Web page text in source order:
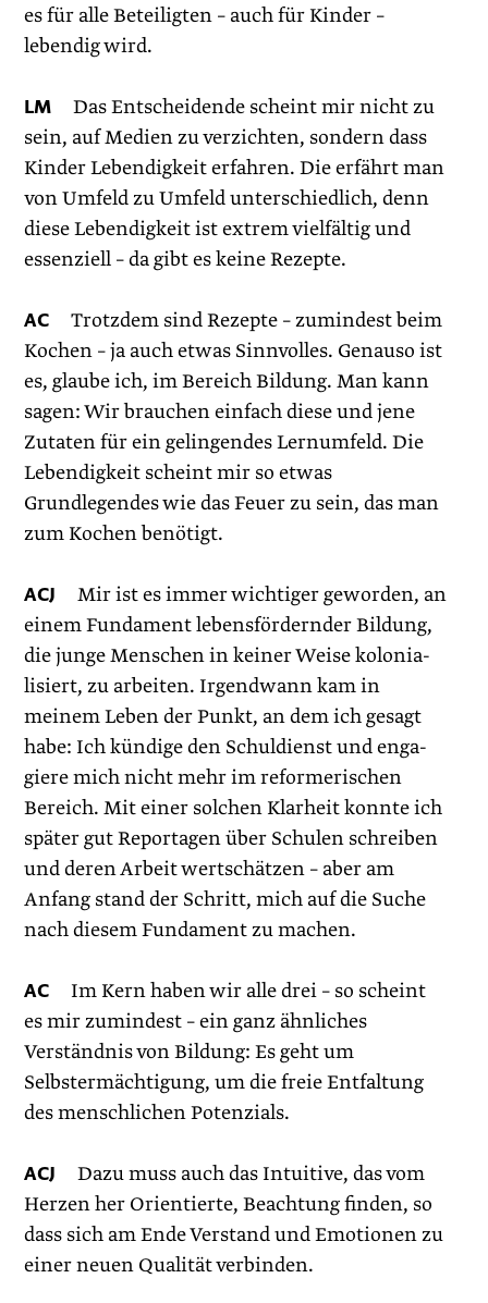
es für alle Beteiligten – auch für Kinder –
lebendig wird.
LM Das Entscheidende scheint mir nicht zu
sein, auf Medien zu verzichten, sondern dass
Kinder Lebendigkeit erfahren. Die erfährt man
von Umfeld zu Umfeld unterschiedlich, denn
diese Lebendigkeit ist extrem vielfältig und
essenziell – da gibt es keine Rezepte.
AC Trotzdem sind Rezepte – zumindest beim
Kochen – ja auch etwas Sinnvolles. Genauso ist
es, glaube ich, im Bereich Bildung. Man kann
sagen: Wir brauchen einfach diese und jene
Zutaten für ein gelingendes Lernumfeld. Die
Lebendigkeit scheint mir so etwas
Grundlegendes wie das Feuer zu sein, das man
zum Kochen ­benötigt.
ACJ Mir ist es immer wichtiger geworden, an
einem Fundament lebens­fördernder Bildung,
die junge Menschen in keiner Weise kolonia­
lisiert, zu arbeiten. Irgendwann kam in
meinem Leben der Punkt, an dem ich gesagt
habe: Ich kündige den Schuldienst und enga­
giere mich nicht mehr im reformerischen
Bereich. Mit einer solchen Klarheit konnte ich
später gut Reportagen über ­Schulen ­schreiben
und deren Arbeit wertschätzen – aber am
Anfang stand der Schritt, mich auf die Suche
nach diesem Fundament zu ­machen.
AC Im Kern haben wir alle drei – so scheint
es mir zumindest – ein ganz ähnliches
Verständnis von Bildung: Es geht um
Selbstermächtigung, um die freie Entfaltung
des menschlichen Potenzials.
ACJ Dazu muss auch das Intuitive, das vom
Herzen her Orien­tierte, Beachtung finden, so
dass sich am Ende Verstand und Emotio­nen zu
einer neuen Qualität verbinden.